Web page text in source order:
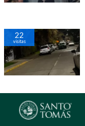
22
visitas